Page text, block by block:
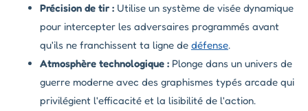
Précision de tir : Utilise un système de visée dynamique
pour intercepter les adversaires programmés avant
qu'ils ne franchissent ta ligne de défense.
Atmosphère technologique : Plonge dans un univers de
guerre moderne avec des graphismes typés arcade qui
privilégient l'efficacité et la lisibilité de l'action.